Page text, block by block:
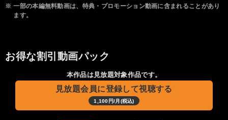
※ 一部の本編無料動画は、特典・プロモーション動画に含まれることがあり
ます。
お得な割引動画パック
本作品は見放題対象作品です。
見放題会員に登録して視聴する
1,100円/月(税込)